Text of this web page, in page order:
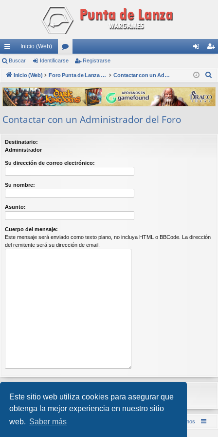
Este sitio web utiliza cookies para asegurar que
obtenga la mejor experiencia en nuestro sitio
web. Saber más
nl
ac
es
rá
pi
do
s
Inicio (Web)
or
os nti
fic
ar
ist
ra
rs
Buscar Identificarse Registrarse
Inicio (Web) Foro Punta de Lanza Wargames Contactar con un Administrador del Foro
s
c
Contactar con un Administrador del Foro
Destinatario:
Administrador
Su dirección de correo electrónico:
Su nombre:
Asunto:
Cuerpo del mensaje:
Este mensaje será enviado como texto plano, no incluya HTML o BBCode. La dirección
del remitente será su dirección de email.
Inicio (Web) Foro Punta de Lanza Wargames Contáctenos